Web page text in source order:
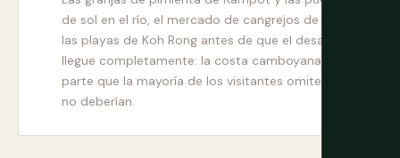
de sol en el río, el mercado de cangrejos de Kep,
las playas de Koh Rong antes de que el desarrollo
llegue completamente: la costa camboyana es la
parte que la mayoría de los visitantes omiten y
no deberían.